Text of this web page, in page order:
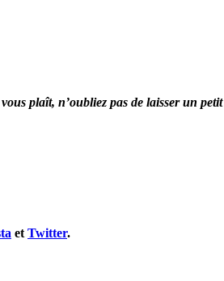
plaît, n’oubliez pas de laisser un petit
et Twitter.